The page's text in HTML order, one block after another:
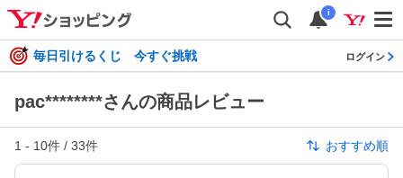
i
毎日引けるくじ 今すぐ挑戦 ログイン
pac********さんの商品レビュー
1 - 10件 / 33件 おすすめ順